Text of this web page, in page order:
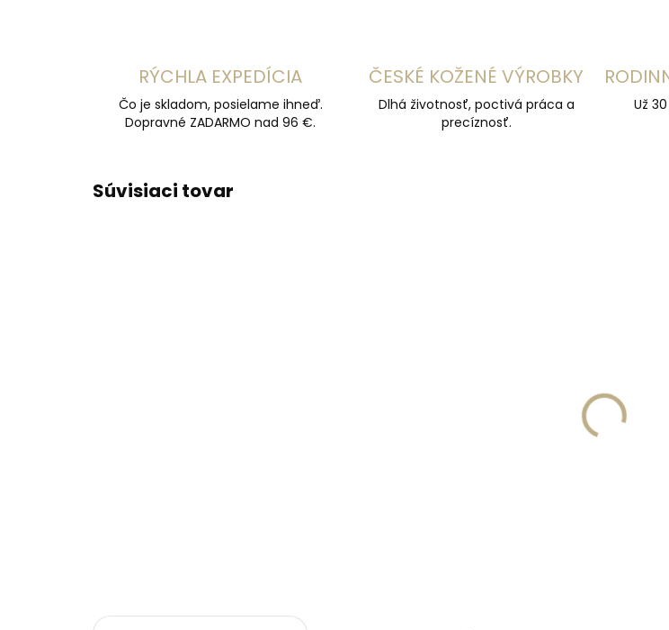
RÝCHLA EXPEDÍCIA
Čo je skladom, posielame ihneď.
Dopravné ZADARMO nad 96 €.
ČESKÉ KOŽENÉ VÝROBKY
Dlhá životnosť, poctivá práca a
precíznosť.
Už
Súvisiaci tovar